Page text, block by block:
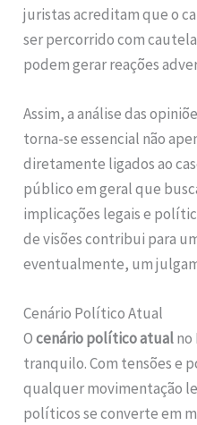
juristas acreditam que o
ser percorrido com
podem gerar reações
Assim, a análise das
torna-se essencial não
diretamente ligados ao
público em geral que
implicações legais e
de visões contribui para
eventualmente, um
Cenário Político Atual
Ocenário político atualno
tranquilo. Com tensões e
qualquer movimentação
políticos se converte em